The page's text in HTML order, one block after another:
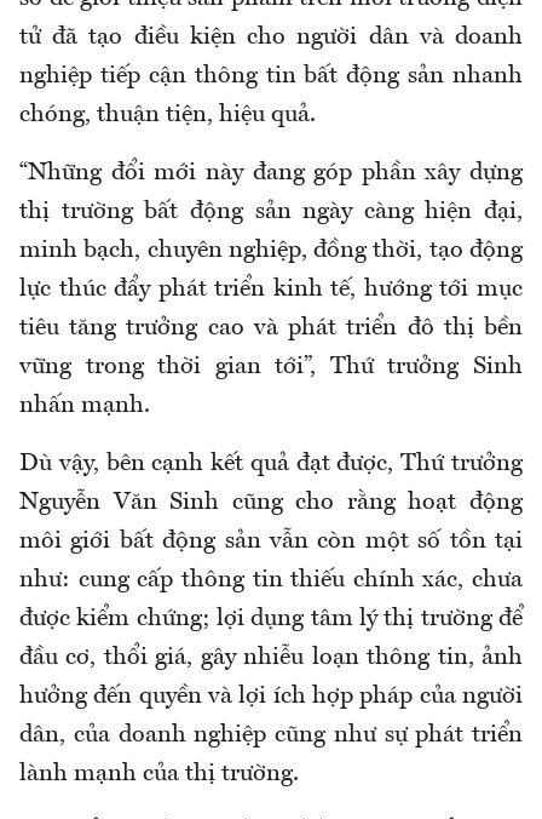
tử đã tạo điều kiện cho người dân và doanh
nghiệp tiếp cận thông tin bất động sản nhanh
chóng, thuận tiện, hiệu quả.
“Những đổi mới này đang góp phần xây dựng
thị trường bất động sản ngày càng hiện đại,
minh bạch, chuyên nghiệp, đồng thời, tạo động
lực thúc đẩy phát triển kinh tế, hướng tới mục
tiêu tăng trưởng cao và phát triển đô thị bền
vững trong thời gian tới”, Thứ trưởng Sinh
nhấn mạnh.
Dù vậy, bên cạnh kết quả đạt được, Thứ trưởng
Nguyễn Văn Sinh cũng cho rằng hoạt động
môi giới bất động sản vẫn còn một số tồn tại
như: cung cấp thông tin thiếu chính xác, chưa
được kiểm chứng; lợi dụng tâm lý thị trường để
đầu cơ, thổi giá, gây nhiễu loạn thông tin, ảnh
hưởng đến quyền và lợi ích hợp pháp của người
dân, của doanh nghiệp cũng như sự phát triển
lành mạnh của thị trường.